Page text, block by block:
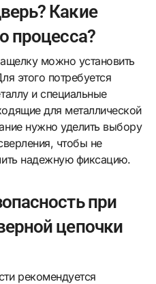
Какие
процесса?
можно установить
этого потребуется
и специальные
для металлической
нужно уделить выбору
чтобы не
надежную фиксацию.
при
цепочки
рекомендуется